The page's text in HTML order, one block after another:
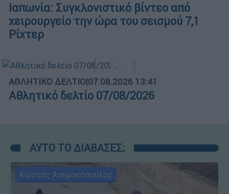
Ιαπωνία: Συγκλονιστικό βίντεο από
χειρουργείο την ώρα του σεισμού 7,1
Ρίχτερ
ΑΘΛΗΤΙΚΟ ΔΕΛΤΙΟ|07.08.2026 13:41
Αθλητικό δελτίο 07/08/2026
ΑΥΤΟ ΤΟ ΔΙΑΒΑΣΕΣ;
Κώστας Ασημακόπουλος